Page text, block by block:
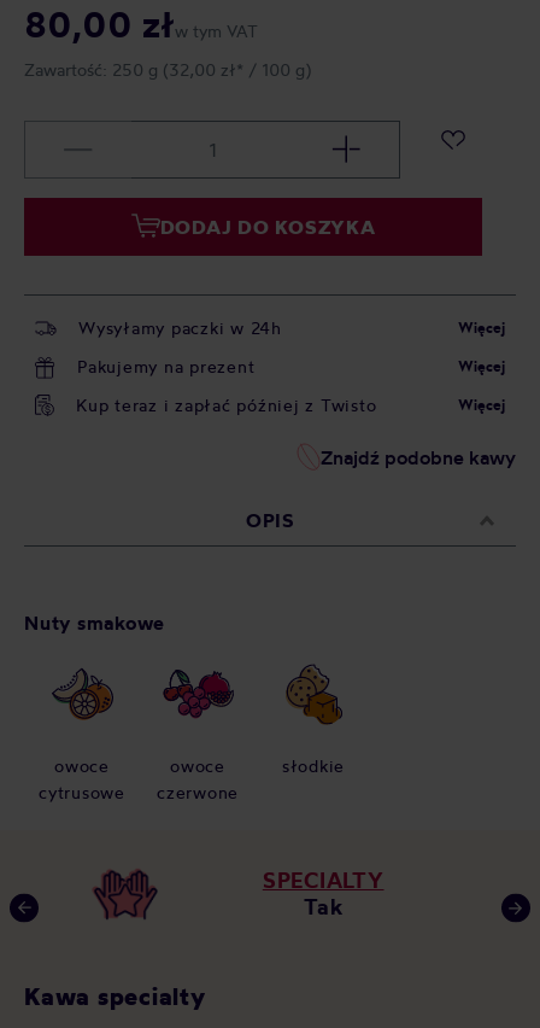
80,00 złw tym VAT
Zawartość: 250 g (32,00 zł* / 100 g)
DODAJ DO KOSZYKA
Wysyłamy paczki w 24h Więcej
Pakujemy na prezent Więcej
Kup teraz i zapłać później z Twisto Więcej
Znajdź podobne kawy
OPIS
Nuty smakowe
owoce
cytrusowe
owoce
czerwone
słodkie
SPECIALTY
Tak
Kawa specialty